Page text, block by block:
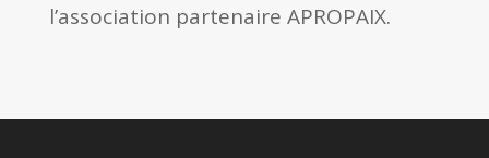
l’association partenaire APROPAIX.